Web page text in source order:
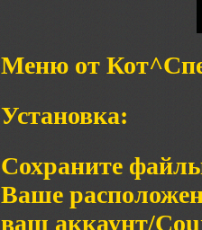
Меню от
Установка:
Сохраните
Ваше
ваш аккаунт/